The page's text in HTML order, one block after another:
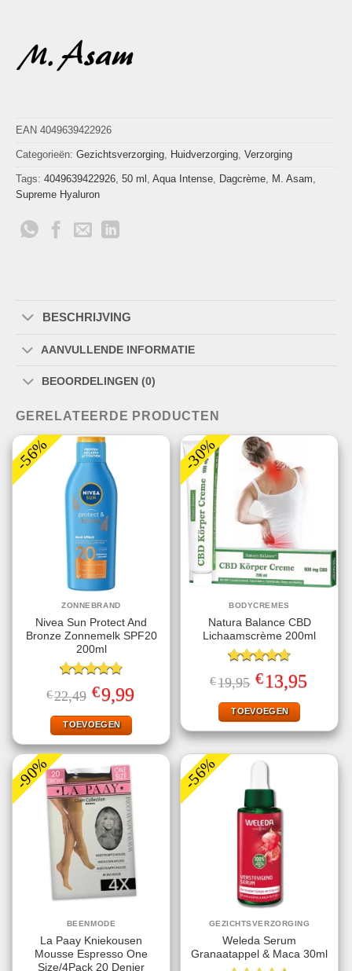
EAN 4049639422926
Categorieën: Gezichtsverzorging, Huidverzorging, Verzorging
Tags: 4049639422926, 50 ml , Aqua Intense, Dagcrème, M. Asam,
Supreme Hyaluron
BESCHRIJVING
AANVULLENDE INFORMATIE
BEOORDELINGEN (0)
GERELATEERDE PRODUCTEN
-56%
ZONNEBRAND
Nivea Sun Protect And
Bronze Zonnemelk SPF20
200ml
Gewaardeerd
4.78uit 5
€22,49 Oorspronkelijke
prijs
was:
€22,49.
€9,99Huidige
prijs
TOEVOEGEN
-30%
BODYCREMES
Natura Balance CBD
Lichaamscrème 200ml
Gewaardeerd
4.67uit 5
€19,95 Oorspronkelijke
prijs
was:
€19,95.
€13,95prijs
TOEVOEGEN
-90%
BEENMODE
La Paay Kniekousen
Mousse Espresso One
Size/4Pack 20 Denier
-56%
GEZICHTSVERZORGING
Weleda Serum
Granaatappel & Maca 30ml